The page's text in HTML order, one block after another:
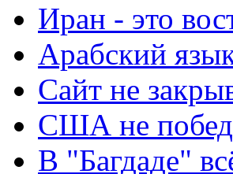
Иран - это
Арабский
Сайт не
США не
В "Багдаде"